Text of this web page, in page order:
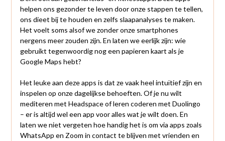
helpen ons gezonder te leven door onze stappen te tellen,
ons dieet bij te houden en zelfs slaapanalyses te maken.
Het voelt soms alsof we zonder onze smartphones
nergens meer zouden zijn. En laten we eerlijk zijn: wie
gebruikt tegenwoordig nog een papieren kaart als je
Google Maps hebt?
Het leuke aan deze apps is dat ze vaak heel intuïtief zijn en
inspelen op onze dagelijkse behoeften. Of je nu wilt
mediteren met Headspace of leren coderen met Duolingo
– er is altijd wel een app voor alles wat je wilt doen. En
laten we niet vergeten hoe handig het is om via apps zoals
WhatsApp en Zoom in contact te blijven met vrienden en